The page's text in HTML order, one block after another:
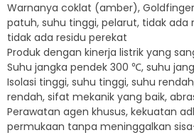
Warnanya coklat (amber),
patuh, suhu tinggi, pelarut, tidak
tidak ada residu perekat
Produk dengan kinerja listrik yang
Suhu jangka pendek 300 ℃, suhu
Isolasi tinggi, suhu tinggi, suhu
rendah, sifat mekanik yang baik,
Perawatan agen khusus, kekuatan
permukaan tanpa meninggalkan